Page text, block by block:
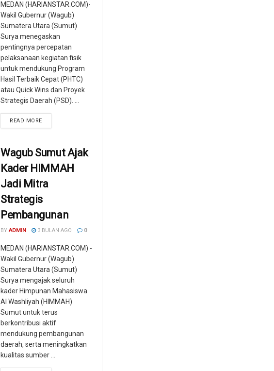
MEDAN (HARIANSTAR.COM)-
Wakil Gubernur (Wagub)
Sumatera Utara (Sumut)
Surya menegaskan
pentingnya percepatan
pelaksanaan kegiatan fisik
untuk mendukung Program
Hasil Terbaik Cepat (PHTC)
atau Quick Wins dan Proyek
Strategis Daerah (PSD). ...
READ MORE
Wagub Sumut Ajak
Kader HIMMAH
Jadi Mitra
Strategis
Pembangunan
BY ADMIN 3 BULAN AGO 0
MEDAN (HARIANSTAR.COM) -
Wakil Gubernur (Wagub)
Sumatera Utara (Sumut)
Surya mengajak seluruh
kader Himpunan Mahasiswa
Al Washliyah (HIMMAH)
Sumut untuk terus
berkontribusi aktif
mendukung pembangunan
daerah, serta meningkatkan
kualitas sumber ...